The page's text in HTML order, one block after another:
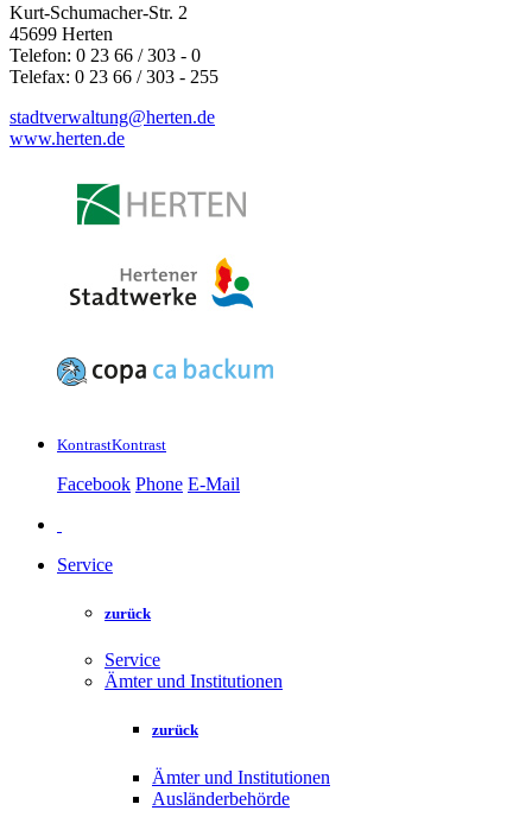
Kurt-Schumacher-Str. 2
45699 Herten
Telefon: 0 23 66 / 303 - 0
Telefax: 0 23 66 / 303 - 255
stadtverwaltung@herten.de
www.herten.de
KontrastKontrast
Facebook Phone E-Mail
Service
zurück
Service
Ämter und Institutionen
zurück
Ämter und Institutionen
Ausländerbehörde